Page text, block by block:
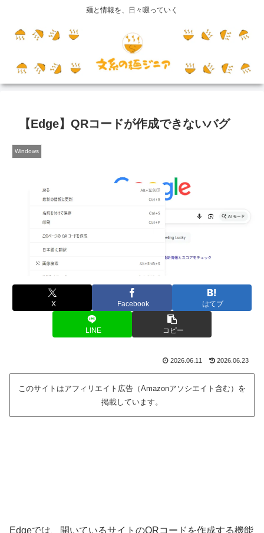
麺と情報を、日々啜っていく
【Edge】QRコードが作成できないバグ
Windows
X Facebook はてブ
LINE コピー
2026.06.11 2026.06.23
このサイトはアフィリエイト広告（Amazonアソシエイト含む）を
掲載しています。
Edgeでは、開いているサイトのQRコードを作成する機能